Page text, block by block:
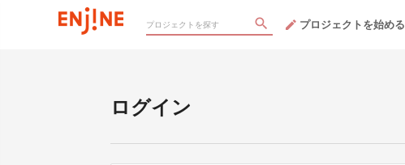
プロジェクトを始める
ログイン